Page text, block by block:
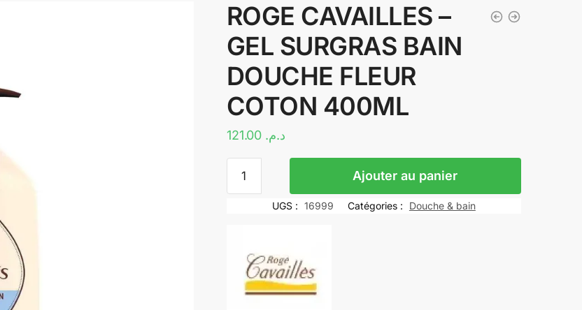
ROGE CAVAILLES –
GEL SURGRAS BAIN
DOUCHE FLEUR
COTON 400ML
د.م. 121.00
GEL
SURGRAS
BAIN
Ajouter au panier
UGS : 16999 Catégories : Douche & bain